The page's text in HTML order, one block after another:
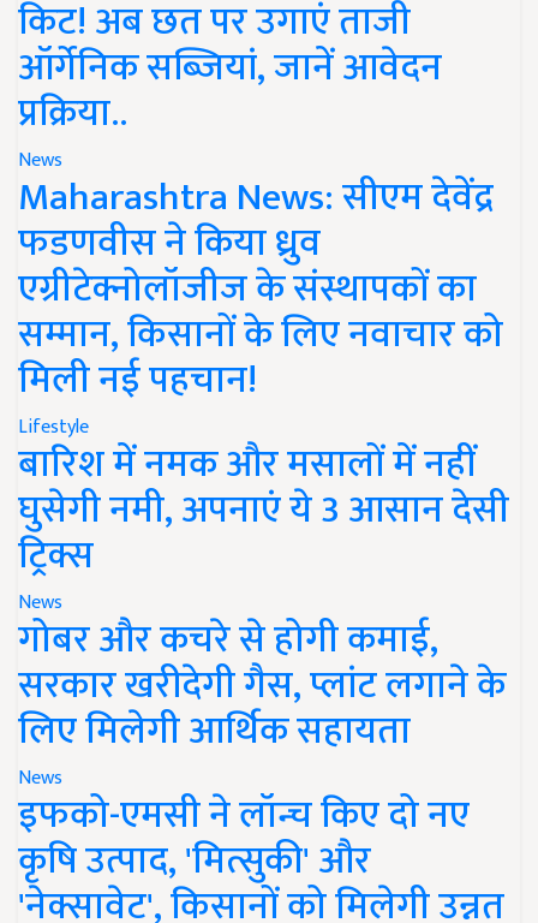
किट! अब छत पर उगाएं ताजी
ऑर्गेनिक सब्जियां, जानें आवेदन
प्रक्रिया..
News
Maharashtra News: सीएम देवेंद्र
फडणवीस ने किया ध्रुव
एग्रीटेक्नोलॉजीज के संस्थापकों का
सम्मान, किसानों के लिए नवाचार को
मिली नई पहचान!
Lifestyle
बारिश में नमक और मसालों में नहीं
घुसेगी नमी, अपनाएं ये 3 आसान देसी
ट्रिक्स
News
गोबर और कचरे से होगी कमाई,
सरकार खरीदेगी गैस, प्लांट लगाने के
लिए मिलेगी आर्थिक सहायता
News
इफको-एमसी ने लॉन्च किए दो नए
कृषि उत्पाद, 'मित्सुकी' और
'नेक्सावेट', किसानों को मिलेगी उन्नत